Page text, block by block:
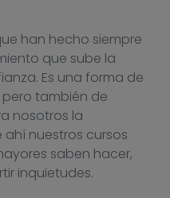
han hecho siempre
que sube la
Es una forma de
también de
nosotros la
nuestros cursos
saben hacer,
inquietudes.